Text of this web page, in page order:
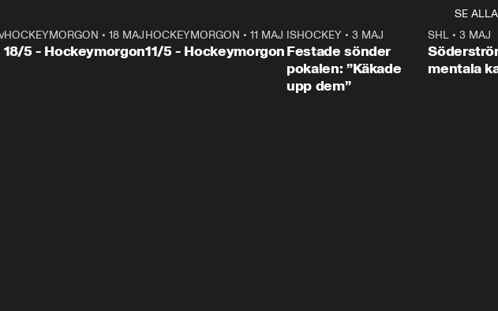
SE ALLA
HOCKEYMORGON • 18 MAJ
18/5 - Hockeymorgon
HOCKEYMORGON • 11 MAJ
11/5 - Hockeymorgon
0:22
ISHOCKEY •3 MAJ
Festade sönder
pokalen: ”Käkade
upp dem”
SHL •3 MAJ
mentala